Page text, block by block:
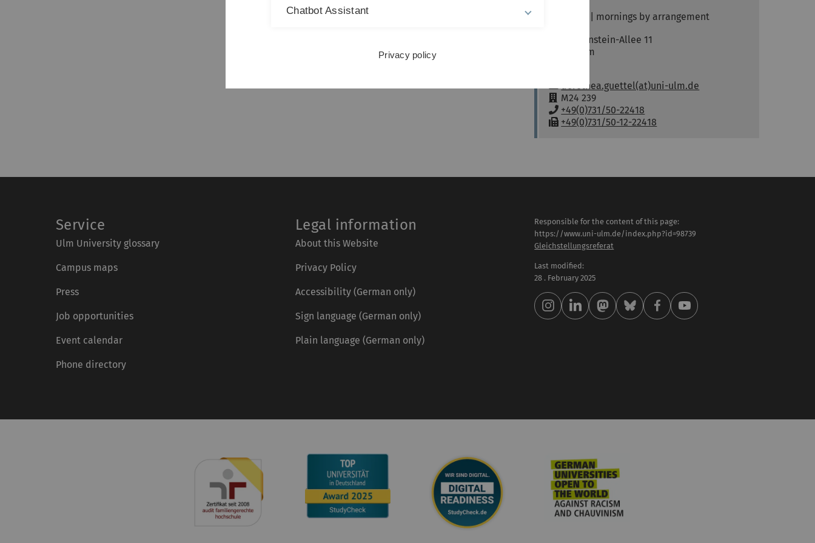
Mon - Fri | mornings by arrangement
Albert-Einstein-Allee 11
Ulm
dorothea.guettel(at)uni-ulm.de
R
o
o
M24 239
P
h
+49(0)731/50-22418
F+49(0)731/50-12-22418
Service
Ulm University glossary
Campus maps
Press
Job opportunities
Event calendar
Phone directory
Legal information
About this Website
Privacy Policy
Accessibility (German only)
Sign language (German only)
Plain language (German only)
Responsible for the content of this page:
https://www.uni-ulm.de/index.php?id=98739
Gleichstellungsreferat
Last modified:
28 . February 2025
Chatbot Assistant
Privacy policy